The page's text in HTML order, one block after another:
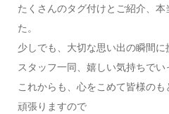
たくさんのタグ付けとご紹介、
た。
少しでも、大切な思い出の瞬間
スタッフ一同、嬉しい気持ちで
これからも、心をこめて皆様の
頑張りますので